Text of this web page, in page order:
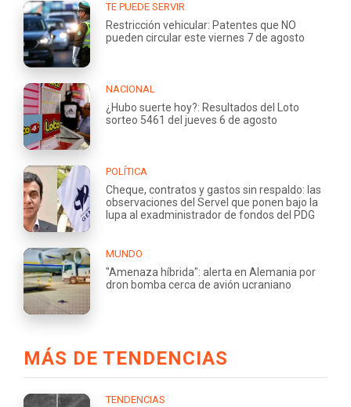
TE PUEDE SERVIR
Restricción vehicular: Patentes que NO
pueden circular este viernes 7 de agosto
NACIONAL
¿Hubo suerte hoy?: Resultados del Loto
sorteo 5461 del jueves 6 de agosto
POLÍTICA
Cheque, contratos y gastos sin respaldo: las
observaciones del Servel que ponen bajo la
lupa al exadministrador de fondos del PDG
MUNDO
"Amenaza híbrida": alerta en Alemania por
dron bomba cerca de avión ucraniano
MÁS DE TENDENCIAS
TENDENCIAS